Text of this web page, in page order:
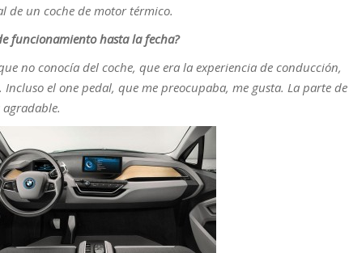
de un coche de motor térmico.
funcionamiento hasta la fecha?
no conocía del coche, que era la experiencia de conducción,
el one pedal, que me preocupaba, me gusta. La parte de